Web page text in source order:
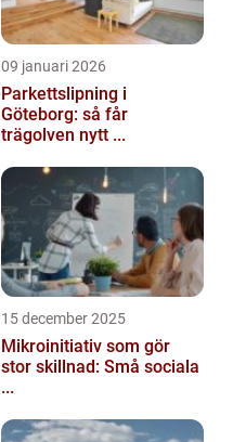
09 januari 2026
Parkettslipning i
Göteborg: så får
trägolven nytt ...
15 december 2025
Mikroinitiativ som gör
stor skillnad: Små sociala
...